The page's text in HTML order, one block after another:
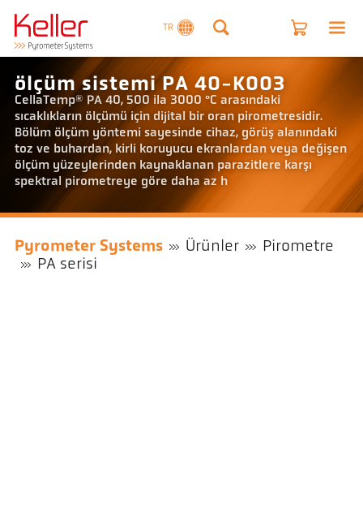
TR
ölçüm sistemi PA 40-K003
CellaTemp® PA 40, 500 ila 3000 °C arasındaki
sıcaklıkların ölçümü için dijital bir oran pirometresidir.
Bölüm ölçüm yöntemi sayesinde cihaz, görüş alanındaki
toz ve buhardan, kirli koruyucu ekranlardan veya değişen
ölçüm yüzeylerinden kaynaklanan parazitlere karşı
spektral pirometreye göre daha az h
Pyrometer Systems Ürünler
Pirometre
PA serisi